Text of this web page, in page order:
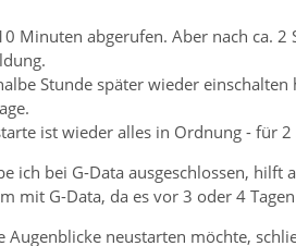
Minuten abgerufen. Aber nach ca.
Stunde später wieder
ist wieder alles in Ordnung - für 2
ich bei G-Data ausgeschlossen, hilft
mit G-Data, da es vor 3 oder 4
Augenblicke neustarten möchte,